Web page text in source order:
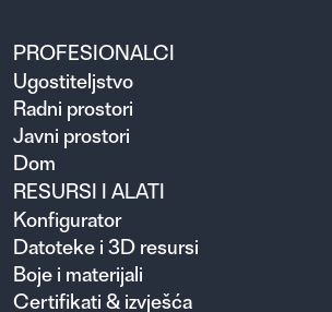
PROFESIONALCI
Ugosti­teljstvo
Radni prostori
Javni prostori
Dom
RESURSI I ALATI
Konfigurator
Datoteke i 3D resursi
Boje i materijali
Certifikati & izvješća